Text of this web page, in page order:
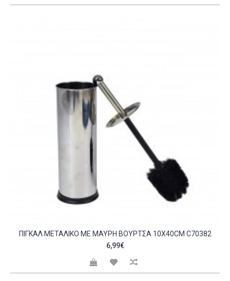
ΠΙΓΚΆΛ ΜΕΤΑΛΙΚΌ ΜΕ ΜΑΎΡΗ ΒΟΎΡΤΣΑ 10X40CM C70382
6,99€